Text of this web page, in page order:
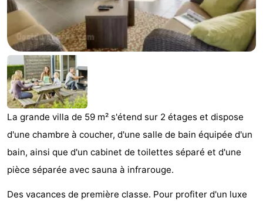
Suites
Nieuwpoort
Holiday
Suites
Westende
Campings
Chambre
d'hôtes
Chaumières
-
Nieuwpoort
Oostduinkerke
aan
-
Westende
Hôtels
La grande villa de 59 m² s'étend sur 2 étages et dispose
d'une chambre à coucher, d'une salle de bain équipée d'un
bain, ainsi que d'un cabinet de toilettes séparé et d'une
pièce séparée avec sauna à infrarouge.
Des vacances de première classe. Pour profiter d'un luxe